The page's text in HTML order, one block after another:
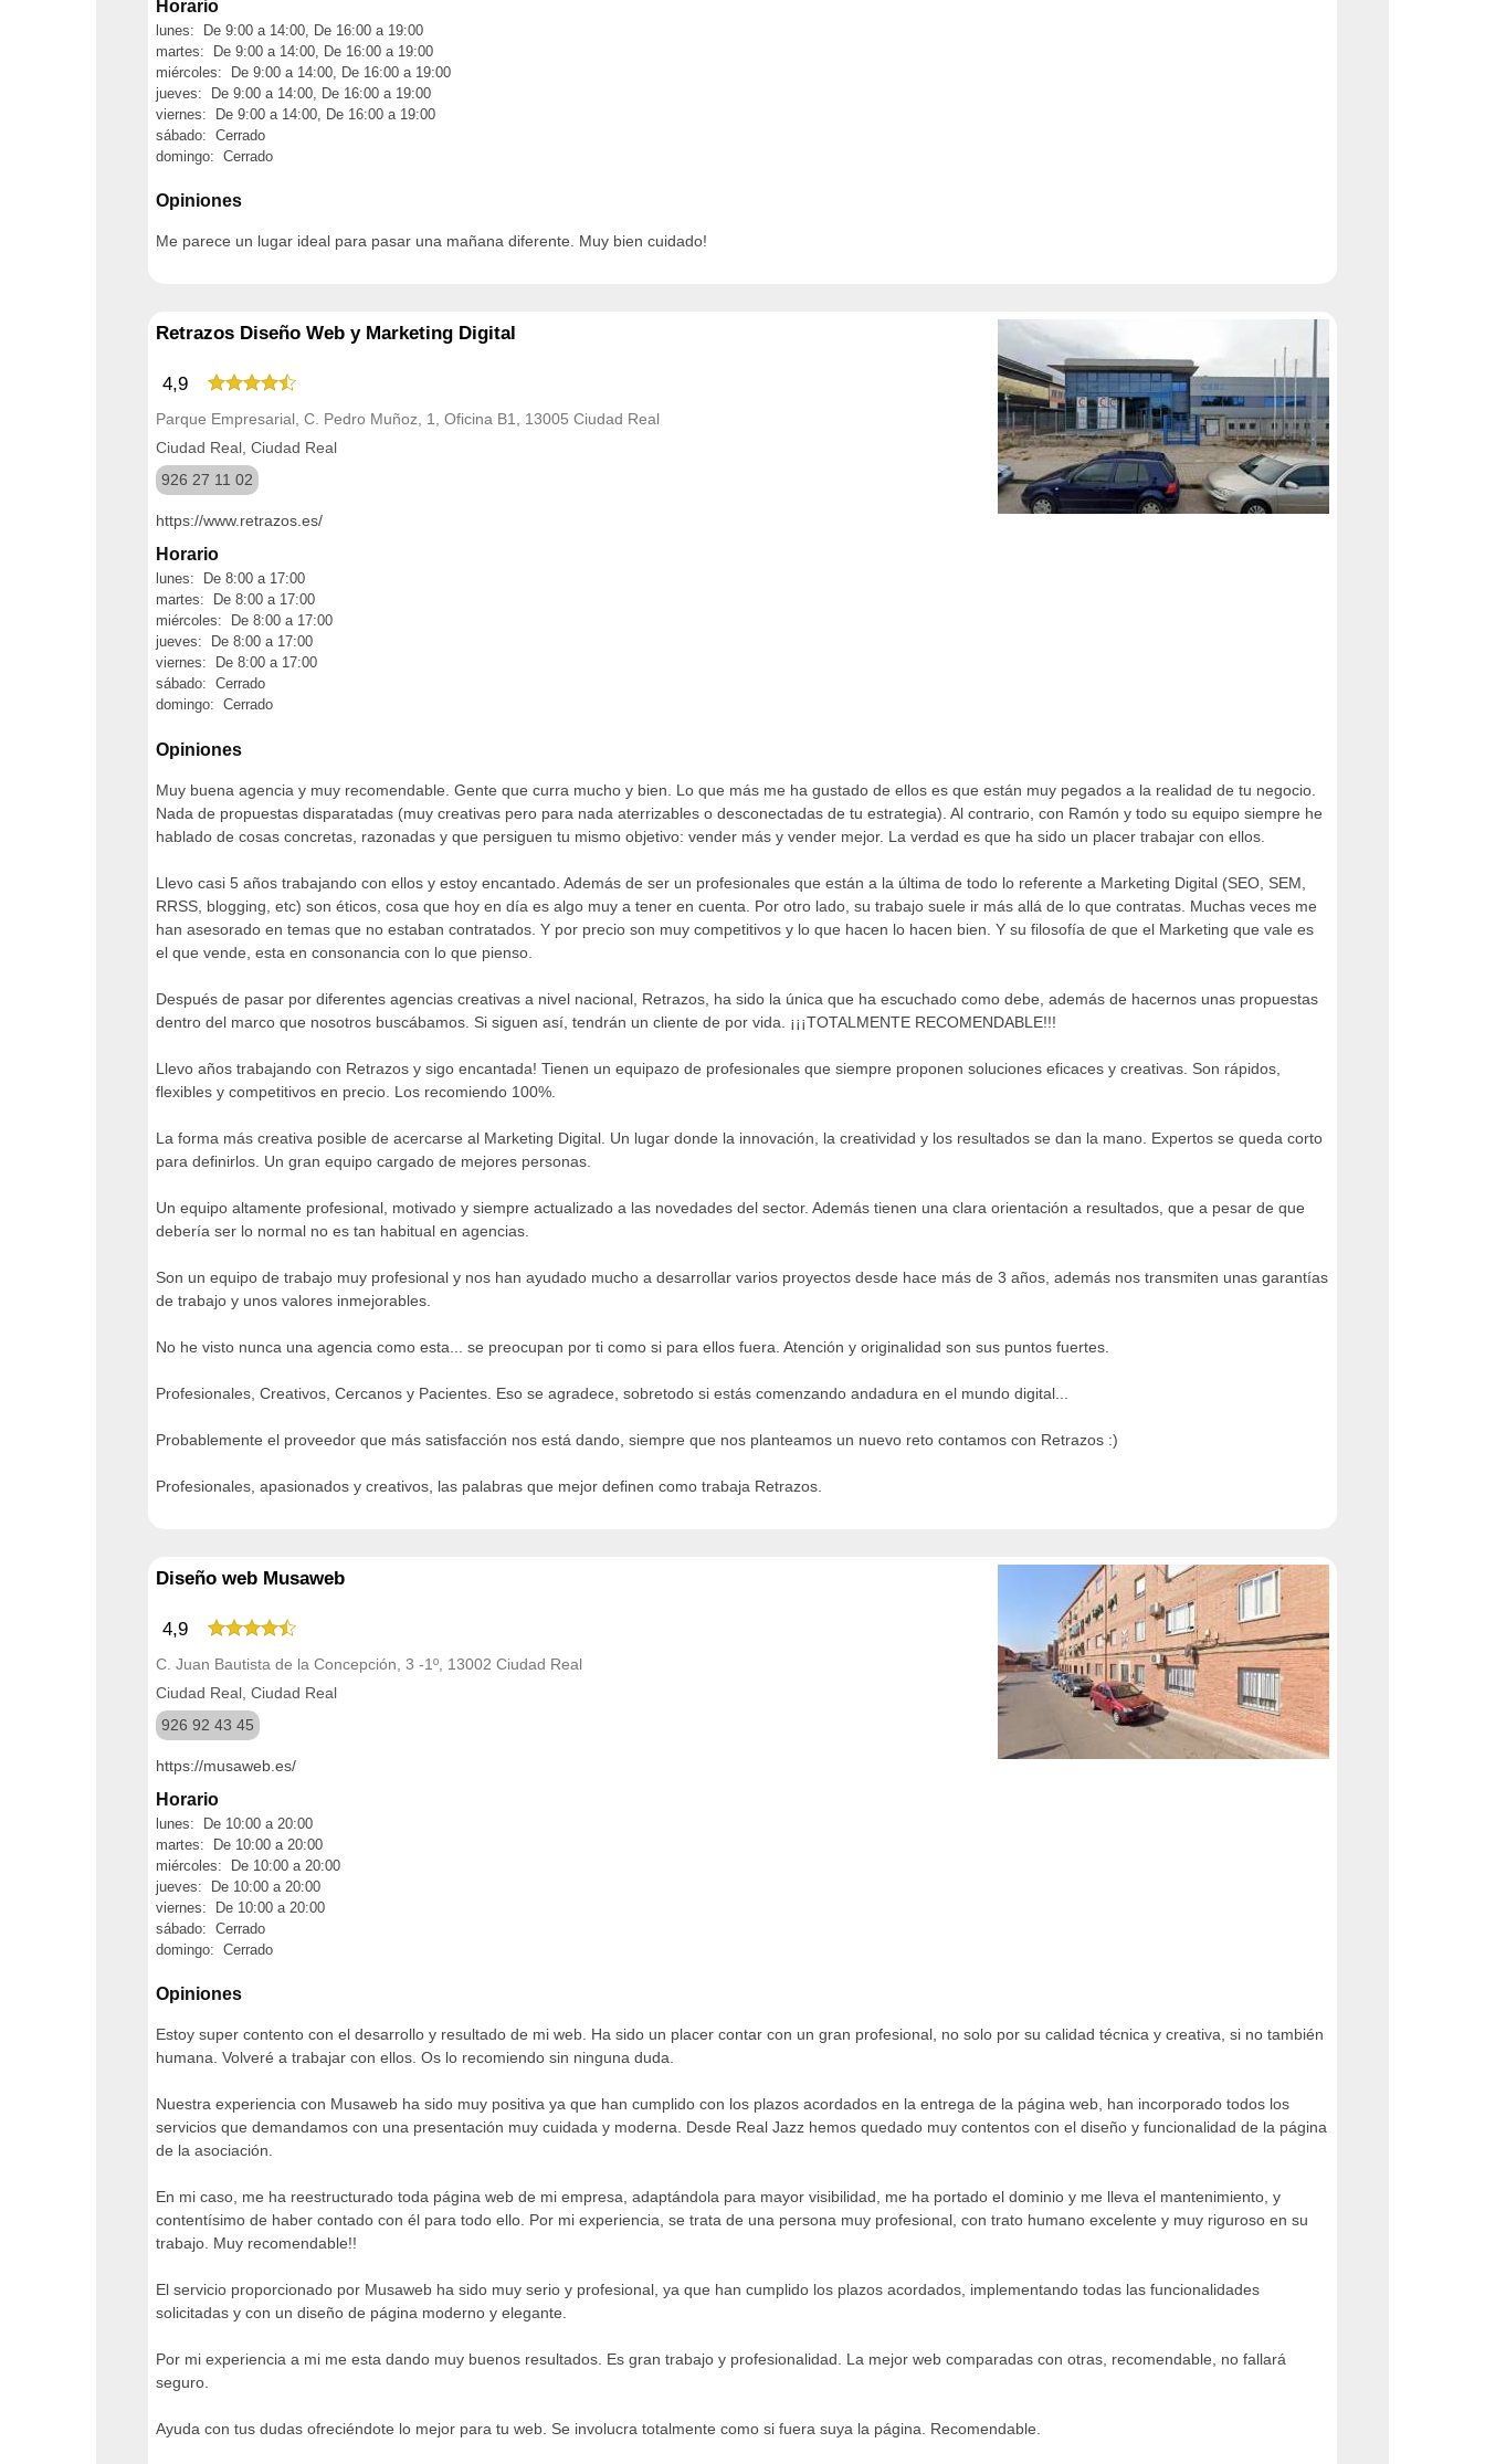
Horario
lunes: De 9:00 a 14:00, De 16:00 a 19:00
martes: De 9:00 a 14:00, De 16:00 a 19:00
miércoles: De 9:00 a 14:00, De 16:00 a 19:00
jueves: De 9:00 a 14:00, De 16:00 a 19:00
viernes: De 9:00 a 14:00, De 16:00 a 19:00
sábado: Cerrado
domingo: Cerrado
Opiniones
Me parece un lugar ideal para pasar una mañana diferente. Muy bien cuidado!
Retrazos Diseño Web y Marketing Digital
4,9
Parque Empresarial, C. Pedro Muñoz, 1, Oficina B1, 13005 Ciudad Real
Ciudad Real, Ciudad Real
926 27 11 02
https://www.retrazos.es/
Horario
lunes: De 8:00 a 17:00
martes: De 8:00 a 17:00
miércoles: De 8:00 a 17:00
jueves: De 8:00 a 17:00
viernes: De 8:00 a 17:00
sábado: Cerrado
domingo: Cerrado
Opiniones
Muy buena agencia y muy recomendable. Gente que curra mucho y bien. Lo que más me ha gustado de ellos es que están muy pegados a la realidad de tu negocio.
Nada de propuestas disparatadas (muy creativas pero para nada aterrizables o desconectadas de tu estrategia). Al contrario, con Ramón y todo su equipo siempre he
hablado de cosas concretas, razonadas y que persiguen tu mismo objetivo: vender más y vender mejor. La verdad es que ha sido un placer trabajar con ellos.
Llevo casi 5 años trabajando con ellos y estoy encantado. Además de ser un profesionales que están a la última de todo lo referente a Marketing Digital (SEO, SEM,
RRSS, blogging, etc) son éticos, cosa que hoy en día es algo muy a tener en cuenta. Por otro lado, su trabajo suele ir más allá de lo que contratas. Muchas veces me
han asesorado en temas que no estaban contratados. Y por precio son muy competitivos y lo que hacen lo hacen bien. Y su filosofía de que el Marketing que vale es
el que vende, esta en consonancia con lo que pienso.
Después de pasar por diferentes agencias creativas a nivel nacional, Retrazos, ha sido la única que ha escuchado como debe, además de hacernos unas propuestas
dentro del marco que nosotros buscábamos. Si siguen así, tendrán un cliente de por vida. ¡¡¡TOTALMENTE RECOMENDABLE!!!
Llevo años trabajando con Retrazos y sigo encantada! Tienen un equipazo de profesionales que siempre proponen soluciones eficaces y creativas. Son rápidos,
flexibles y competitivos en precio. Los recomiendo 100%.
La forma más creativa posible de acercarse al Marketing Digital. Un lugar donde la innovación, la creatividad y los resultados se dan la mano. Expertos se queda corto
para definirlos. Un gran equipo cargado de mejores personas.
Un equipo altamente profesional, motivado y siempre actualizado a las novedades del sector. Además tienen una clara orientación a resultados, que a pesar de que
debería ser lo normal no es tan habitual en agencias.
Son un equipo de trabajo muy profesional y nos han ayudado mucho a desarrollar varios proyectos desde hace más de 3 años, además nos transmiten unas garantías
de trabajo y unos valores inmejorables.
No he visto nunca una agencia como esta... se preocupan por ti como si para ellos fuera. Atención y originalidad son sus puntos fuertes.
Profesionales, Creativos, Cercanos y Pacientes. Eso se agradece, sobretodo si estás comenzando andadura en el mundo digital...
Probablemente el proveedor que más satisfacción nos está dando, siempre que nos planteamos un nuevo reto contamos con Retrazos :)
Profesionales, apasionados y creativos, las palabras que mejor definen como trabaja Retrazos.
Diseño web Musaweb
4,9
C. Juan Bautista de la Concepción, 3 -1º, 13002 Ciudad Real
Ciudad Real, Ciudad Real
926 92 43 45
https://musaweb.es/
Horario
lunes: De 10:00 a 20:00
martes: De 10:00 a 20:00
miércoles: De 10:00 a 20:00
jueves: De 10:00 a 20:00
viernes: De 10:00 a 20:00
sábado: Cerrado
domingo: Cerrado
Opiniones
Estoy super contento con el desarrollo y resultado de mi web. Ha sido un placer contar con un gran profesional, no solo por su calidad técnica y creativa, si no también
humana. Volveré a trabajar con ellos. Os lo recomiendo sin ninguna duda.
Nuestra experiencia con Musaweb ha sido muy positiva ya que han cumplido con los plazos acordados en la entrega de la página web, han incorporado todos los
servicios que demandamos con una presentación muy cuidada y moderna. Desde Real Jazz hemos quedado muy contentos con el diseño y funcionalidad de la página
de la asociación.
En mi caso, me ha reestructurado toda página web de mi empresa, adaptándola para mayor visibilidad, me ha portado el dominio y me lleva el mantenimiento, y
contentísimo de haber contado con él para todo ello. Por mi experiencia, se trata de una persona muy profesional, con trato humano excelente y muy riguroso en su
trabajo. Muy recomendable!!
El servicio proporcionado por Musaweb ha sido muy serio y profesional, ya que han cumplido los plazos acordados, implementando todas las funcionalidades
solicitadas y con un diseño de página moderno y elegante.
Por mi experiencia a mi me esta dando muy buenos resultados. Es gran trabajo y profesionalidad. La mejor web comparadas con otras, recomendable, no fallará
seguro.
Ayuda con tus dudas ofreciéndote lo mejor para tu web. Se involucra totalmente como si fuera suya la página. Recomendable.